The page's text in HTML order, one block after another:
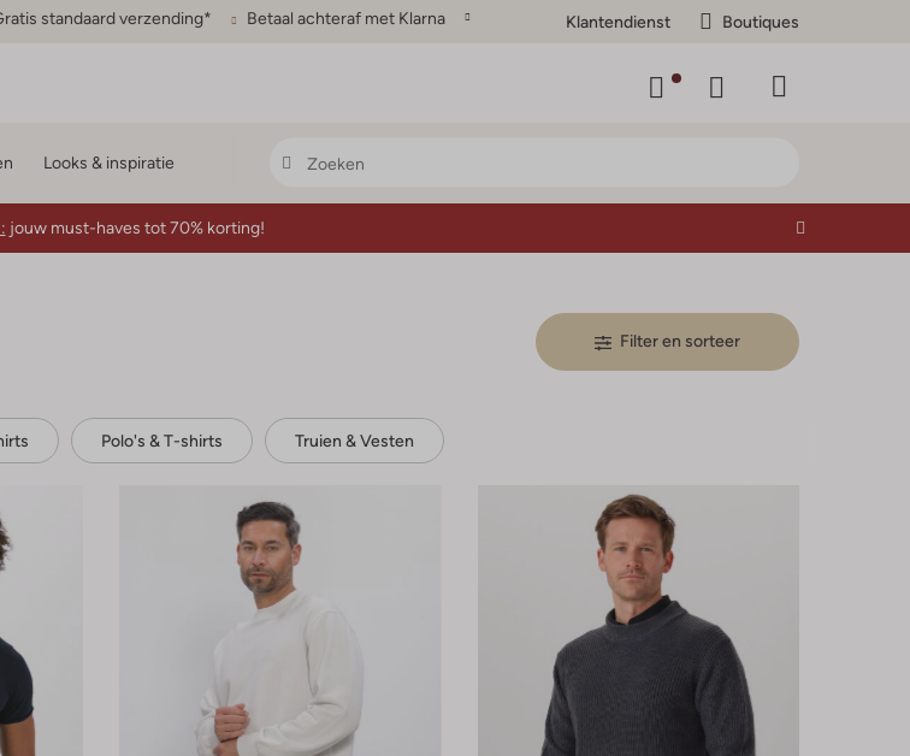
standaard verzending* Betaal achteraf met Klarna Klantendienst Boutiques
Looks & inspiratie
jouw must-haves tot 70% korting!
Filter en sorteer
Polo's & T-shirts Truien & Vesten